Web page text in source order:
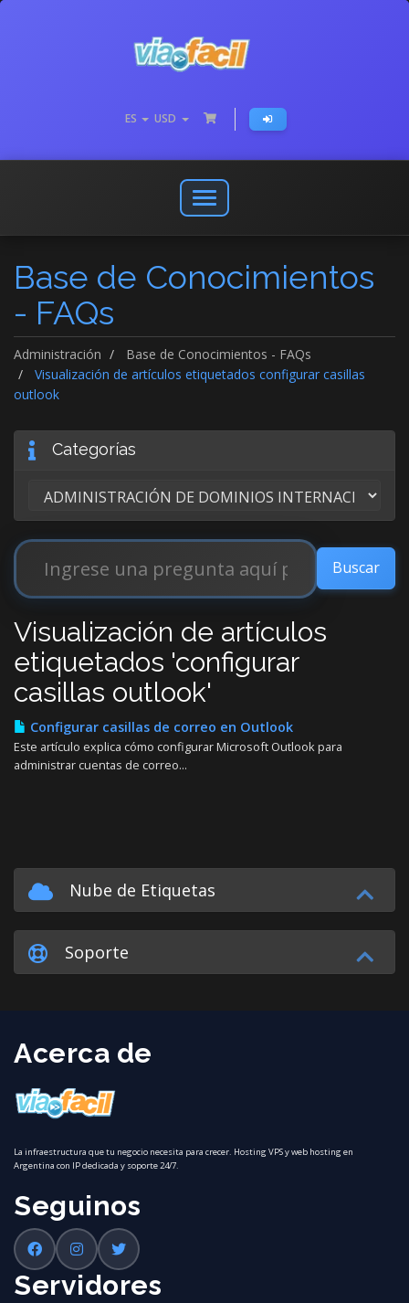
ES USD
Abrir
o
menú
de
Base de Conocimientos
- FAQs
Administración
Base de Conocimientos - FAQs
Visualización de artículos etiquetados configurar casillas
outlook
Categorías
Visualización de artículos
etiquetados 'configurar
casillas outlook'
Configurar casillas de correo en Outlook
Este artículo explica cómo configurar Microsoft Outlook para
administrar cuentas de correo...
Nube de Etiquetas
Soporte
Acerca de
La infraestructura que tu negocio necesita para crecer. Hosting VPS y web hosting en
Argentina con IP dedicada y soporte 24/7.
Seguinos
Servidores